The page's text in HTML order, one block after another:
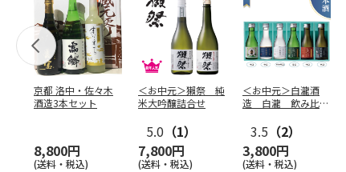
京都 洛中・佐々木
酒造3本セット
8,800円
(送料・税込)
＜お中元＞獺祭 純
米大吟醸詰合せ
5.0 （1）
7,800円
(送料・税込)
＜お中元＞白瀧酒
造 白瀧 飲み比べ
3.5 （2）
3,800円
(送料・税込)